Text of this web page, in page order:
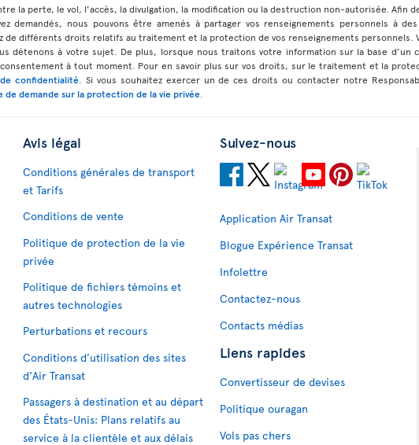
la perte, le vol, l’accès, la divulgation, la modification ou la destruction non-autorisée. Afin
demandés, nous pouvons être amenés à partager vos renseignements personnels à
de différents droits relatifs au traitement et la protection de vos renseignements personnels.
détenons à votre sujet. De plus, lorsque nous traitons votre information sur la base d’un
à tout moment. Pour en savoir plus sur vos droits, sur le traitement et la
confidentialité . Si vous souhaitez exercer un de ces droits ou contacter notre
de demande sur la protection de la vie privée
Avis légal
Conditions générales de transport
et Tarifs
Conditions de vente
Politique de protection de la vie
privée
Politique de fichiers témoins et
autres technologies
Perturbations et recours
Conditions d’utilisation des sites
d'Air Transat
Passagers à destination et au départ
des États-Unis: Plans relatifs au
service à la clientèle et aux délais
Suivez-nous
Application Air Transat
Blogue Expérience Transat
Infolettre
Contactez-nous
Contacts médias
Liens rapides
Convertisseur de devises
Politique ouragan
Vols pas chers